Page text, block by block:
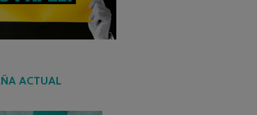
ACTUAL